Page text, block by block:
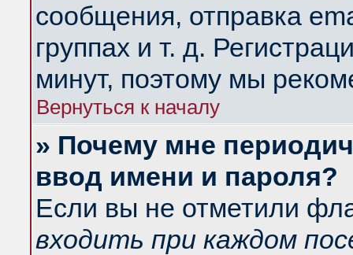
сообщения, отправка
группах и т. д.
минут, поэтому мы
Вернуться к началу
» Почему мне
ввод имени и пароля?
Если вы не отметили
входить при каждом